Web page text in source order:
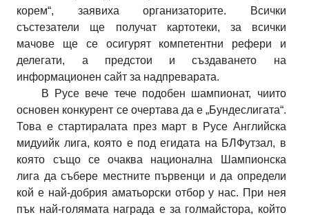
корем“, заявиха организаторите. Всички
състезатели ще получат картотеки, за всички
мачове ще се осигурят компетентни рефери и
делегати, а предстои и създаването на
информационен сайт за надпреварата.
В Русе вече тече подобен шампионат, чиито
основен конкурент се очертава да е „Бундеслигата“.
Това е стартиралата през март в Русе Английска
мидуийк лига, която е под егидата на БЛФутзал, в
която също се очаква национална Шампионска
лига да събере местните първенци и да определи
кой е най-добрия аматьорски отбор у нас. При нея
пък най-голямата награда е за голмайстора, който